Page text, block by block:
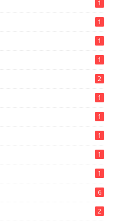
1
1
1
1
2
1
1
1
1
1
6
2